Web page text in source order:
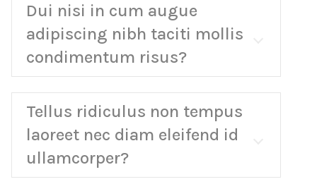
Dui nisi in cum augue
adipiscing nibh taciti mollis
condimentum risus?
Tellus ridiculus non tempus
laoreet nec diam eleifend id
ullamcorper?